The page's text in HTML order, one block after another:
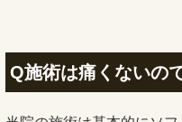
Q施術は痛くないの